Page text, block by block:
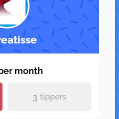
month
3 tippers